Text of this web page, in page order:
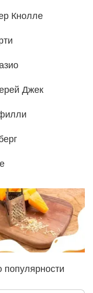
Кнолле
Джек
популярности